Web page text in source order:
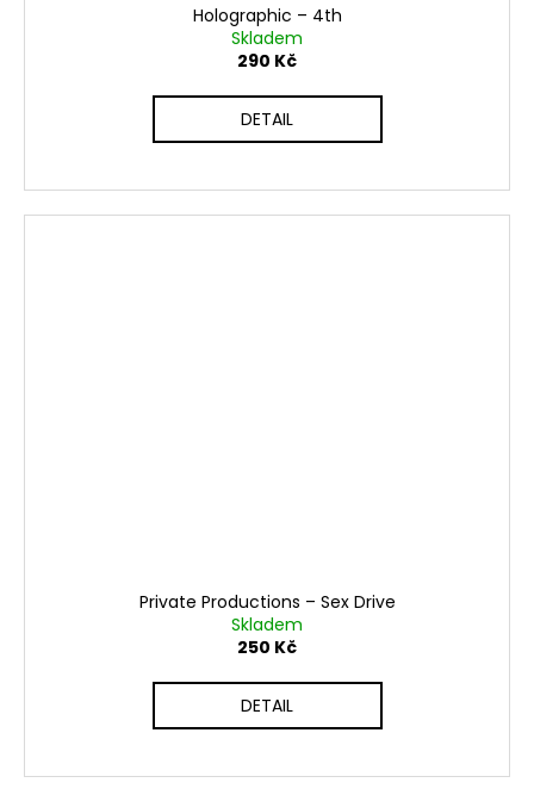
Holographic – 4th
Skladem
290 Kč
DETAIL
Private Productions – Sex Drive
Skladem
250 Kč
DETAIL